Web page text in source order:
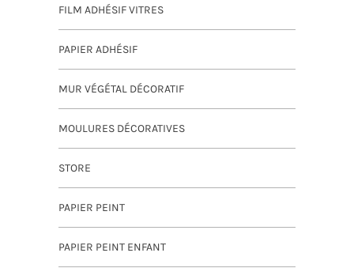
FILM ADHÉSIF VITRES
PAPIER ADHÉSIF
MUR VÉGÉTAL DÉCORATIF
MOULURES DÉCORATIVES
STORE
PAPIER PEINT
PAPIER PEINT ENFANT